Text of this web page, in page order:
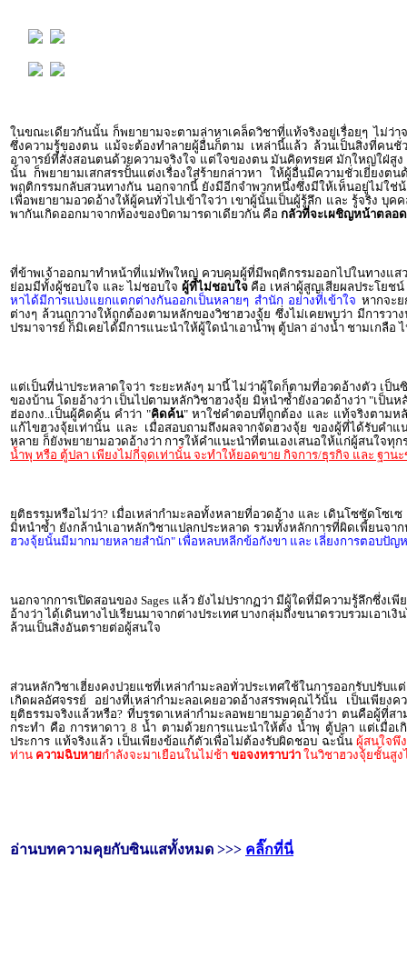
ในขณะเดียวกันนั้น ก็พยายามจะตามล่าหาเคล็ดวิชาที่แท้จริงอยู่เรื่อยๆ ไม่ว่
ซึ่งความรู้ของตน แม้จะต้องทำลายผู้อื่นก็ตาม เหล่านี้แล้ว ล้วนเป็นสิ่งที่คน
อาจารย์ที่สั่งสอนตนด้วยความจริงใจ แต่ใจของตน มันคิดทรยศ มักใหญ่ใฝ่สู
นั้น ก็พยายามเสกสรรปั้นแต่งเรื่องใส่ร้ายกล่าวหา ให้ผู้อื่นมีความชั่วเยี่ยง
พฤติกรรมกลับสวนทางกัน นอกจากนี้ ยังมีอีกจำพวกหนึ่งซึ่งมีให้เห็นอยู่ไม่ใช่
เพื่อพยายามอวดอ้างให้ผู้คนทั่วไปเข้าใจว่า เขาผู้นั้นเป็นผู้รู้ลึก และ รู้จริง
พากันเกิดออกมาจากท้องของบิดามารดาเดียวกัน คือ กลัวที่จะเผชิญหน้าตลอด
ที่ข้าพเจ้าออกมาทำหน้าที่แม่ทัพใหญ่ ควบคุมผู้ที่มีพฤติกรรมออกไปในทางแส
ย่อมมีทั้งผู้ชอบใจ และ ไม่ชอบใจ ผู้ที่ไม่ชอบใจคือ เหล่าผู้สูญเสียผลประโยช
หาได้มีการแบ่งแยกแตกต่างกันออกเป็นหลายๆ สำนัก อย่างที่เข้าใจ หากจะ
ต่างๆ ล้วนถูกวางให้ถูกต้องตามหลักของวิชาฮวงจุ้ย ซึ่งไม่เคยพบว่า มีการว
ปรมาจารย์ ก็มิเคยได้มีการแนะนำให้ผู้ใดนำเอาน้ำพุ ตู้ปลา อ่างน้ำ ชามเกลือ
แต่เป็นที่น่าประหลาดใจว่า ระยะหลังๆ มานี้ ไม่ว่าผู้ใดก็ตามที่อวดอ้างตัว เป็
ของบ้าน โดยอ้างว่า เป็นไปตามหลักวิชาฮวงจุ้ย มิหนำซ้ำยังอวดอ้างว่า "เป็น
ฮ่องกง..เป็นผู้คิดค้น คำว่า "คิดค้น" หาใช่คำตอบที่ถูกต้อง และ แท้จริงตามห
แก้ไขฮวงจุ้ยเท่านั้น และ เมื่อสอบถามถึงผลจากจัดฮวงจุ้ย ของผู้ที่ได้รับคำ
หลาย ก็ยังพยายามอวดอ้างว่า การให้คำแนะนำที่ตนเองเสนอให้แก่ผู้สนใจ
น้ำพุ หรือ ตู้ปลา เพียงไม่กี่จุดเท่านั้น จะทำให้ยอดขาย กิจการ/ธุรกิจ และ ฐา
ยุติธรรมหรือไม่ว่า? เมื่อเหล่ากำมะลอทั้งหลายที่อวดอ้าง และ เดินโซซัดโซ
มิหนำซ้ำ ยังกล้านำเอาหลักวิชาแปลกประหลาด รวมทั้งหลักการที่ผิดเพี้ยนจ
ฮวงจุ้ยนั้นมีมากมายหลายสำนัก" เพื่อหลบหลีกข้อกังขา และ เลี่ยงการตอบปั
นอกจากการเปิดสอนของ Sages แล้ว ยังไม่ปรากฏว่า มีผู้ใดที่มีความรู้ลึกซึ่ง
อ้างว่า ได้เดินทางไปเรียนมาจากต่างประเทศ บางกลุ่มถึงขนาดรวบรวมเอ
ล้วนเป็นสิ่งอันตรายต่อผู้สนใจ
ส่วนหลักวิชาเฮี่ยงคงปวยแชที่เหล่ากำมะลอทั่วประเทศใช้ในการออกรับปรั
เกิดผลอัศจรรย์ อย่างที่เหล่ากำมะลอเคยอวดอ้างสรรพคุณไว้นั้น เป็นเพียง
ยุติธรรมจริงแล้วหรือ? ที่บรรดาเหล่ากำมะลอพยายามอวดอ้างว่า ตนคือผู้ที่
กระทำ คือ การหาดาว 8 น้ำ ตามด้วยการแนะนำให้ตั้ง น้ำพุ ตู้ปลา แต่เมื่อ
ประการ แท้จริงแล้ว เป็นเพียงข้อแก้ตัวเพื่อไม่ต้องรับผิดชอบ ฉะนั้นผู้สนใจพึ
ท่าน ความฉิบหายกำลังจะมาเยือนในไม่ช้า ขอจงทราบว่า ในวิชาฮวงจุ้ยชั้นสู
อ่านบทความคุยกับซินแสทั้งหมด >>> คลิ๊กที่นี่